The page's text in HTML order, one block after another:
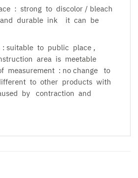
: strong to discolor / bleach
durable ink it can be
: suitable to public place ,
area is meetable
measurement : no change to
to other products with
by contraction and